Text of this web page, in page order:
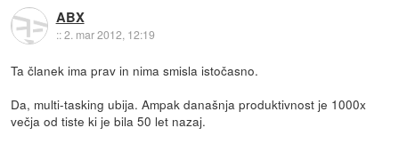
ABX
::2. mar 2012, 12:19
Ta članek ima prav in nima smisla istočasno.
Da, multi-tasking ubija. Ampak današnja produktivnost je 1000x
večja od tiste ki je bila 50 let nazaj.